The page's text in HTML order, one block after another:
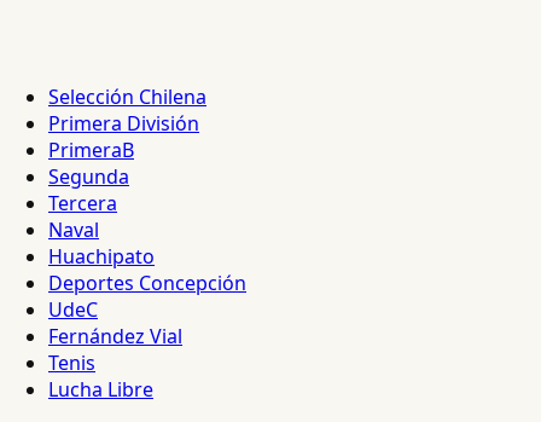
Selección Chilena
Primera División
PrimeraB
Segunda
Tercera
Naval
Huachipato
Deportes Concepción
UdeC
Fernández Vial
Tenis
Lucha Libre